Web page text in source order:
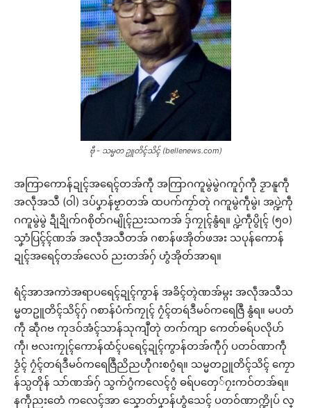
ဗီု - သမ္မတ ဥူတိၚ်သိၚ် (bellenews.com)
အကြာကောန်ဍုၚ်အရေၚ်တအ်ကီု အကြာဂကူမွဲမွဲဂကူဂှ်ကီု ဒၟာနူကဵု
အလဵုအသဳ (ဝါ) ဒပ်ပၞာန်ဗၟာတအ် ထပက်ကၠာ်တုဲ ဂကူမွဲကဵုမွဲ၊ အပ္ဍဲကဵု
ဂကူမွဲမွဲ ဍဵုဍိုက်ဂစိုတ်ဂမျိုၚ်ညးသကအ် ဒှ်ကၠုၚ်နွံရ။ ပ္ဍဲကဵုပွိုၚ် (၅၀)
သၞာံပြၚ်ၚ်ဏအ် အလဵုအသဳတအ် ဂစာန်ဖအိုတ်ဖအး သပုန်ကောန်
ဍုၚ်အရေၚ်တအ်လေဝ် ညးတအ်ဂှ် ဟွံအိုတ်အာရ။
ရံၚ်အာအကာဲအရာပရေၚ်ဍုၚ်ကွာန် အခိၚ်တ္ၚဲဏအ်မ္ဂး အလဵုအသဳသ
မ္မတဥူတိၚ်သိၚ်ဂှ် ဂစာန်ပံက်ကၠုၚ် ဂၠံၚ်တရဴဒဳမဝ်ကရေဇြဳ နွံရ။ မပတံ
ကဵု ဆဵုဂဗ ကုဒဝ်အံၚ်သာန်သုကျဳတုဲ တက်ကျာ ကေတ်ဓရ်ပလိုဟ်
ကဵု၊ ဗလးကၠုၚ်ကောန်ထံၚ်ပရေၚ်ဍုၚ်ကွာန်တအ်ကီုဂှ် ပတဝ်ဏာကဵု
ဒၟံၚ် ဂၠံၚ်တရဴဒဳမဝ်ကရေဇြဳညိညဟီုဂးစဂွံရ။ သမ္မတဥူတိၚ်သိၚ် ကၠော
န်သ္ပတိုန် သာ်ဏအ်ဂှ် သွက်ဂွံကလေၚ်ဂွံ ဓရ်ပတှေ်ဂၠးကဝ်တအ်ရ။
နကဵုညးတေံ ကလေၚ်အာ သၞောတ်ပၞာန်ဟွံသေၚ် ပတဝ်ဏာက္ဍိုပ် လ္